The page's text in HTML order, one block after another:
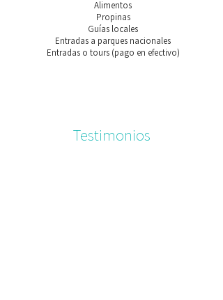
Alimentos
Propinas
Guías locales
Entradas a parques nacionales
Entradas o tours (pago en efectivo)
Testimonios